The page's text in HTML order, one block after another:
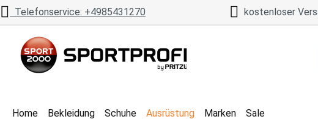
Hauptinhalt springen
Zur Suche springen
Zur Hauptnavigation springen
Telefonservice: +4985431270 kostenloser
Home Bekleidung Schuhe Ausrüstung Marken Sale